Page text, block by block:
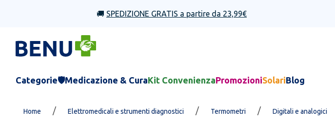
🚚 SPEDIZIONE GRATIS a partire da 23,99€
Categorie🛡️Medicazione & CuraKit ConvenienzaPromozioniSolariBlog
Home / Elettromedicali e strumenti diagnostici / Termometri / Digitali e analogici